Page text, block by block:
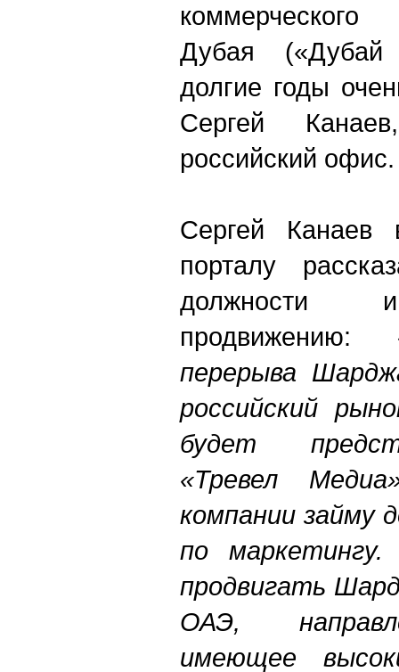
Дубая («Дубай
долгие годы
Сергей
российский офис.
Сергей Канаев
порталу
продвижению:
перерыва
российский
будет
«Тревел
компании займу
по
продвигать
ОАЭ,
имеющее